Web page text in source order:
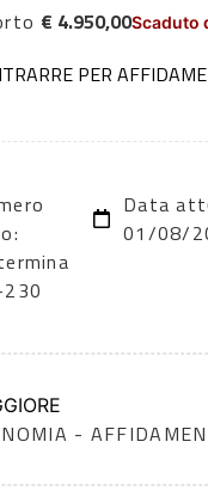
€ 4.950,00Scaduto
PER
Data
01/08/
-